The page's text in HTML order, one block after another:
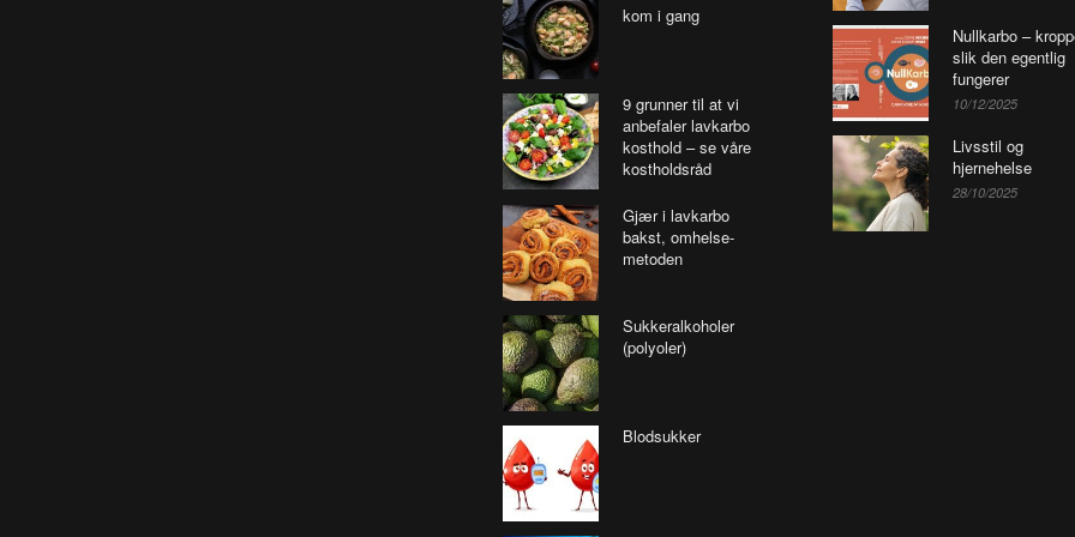
kom i gang
9 grunner til at vi
anbefaler lavkarbo
kosthold – se våre
kostholdsråd
Gjær i lavkarbo
bakst, omhelse-
metoden
Sukkeralkoholer
(polyoler)
Blodsukker
Nullkarbo –
slik den egentlig
fungerer
10/12/2025
Livsstil og
hjernehelse
28/10/2025